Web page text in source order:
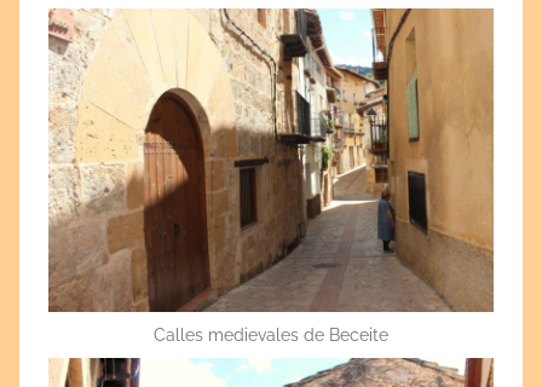
Calles medievales de Beceite